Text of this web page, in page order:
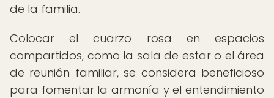
de la familia.
Colocar el cuarzo rosa en espacios
compartidos, como la sala de estar o el área
de reunión familiar, se considera beneficioso
para fomentar la armonía y el entendimiento